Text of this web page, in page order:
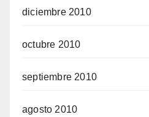
diciembre 2010
octubre 2010
septiembre 2010
agosto 2010